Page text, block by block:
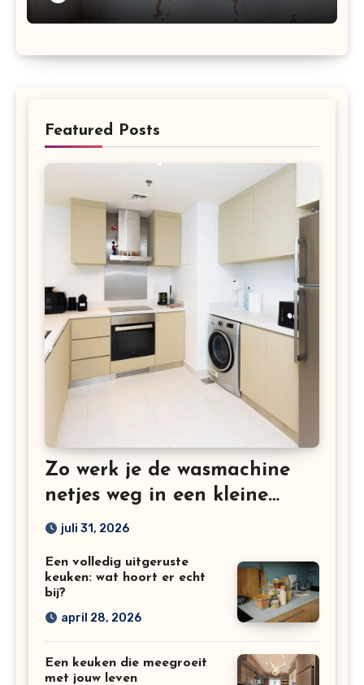
Featured Posts
Zo werk je de wasmachine
netjes weg in een kleine
keuken
juli 31, 2026
Een volledig uitgeruste
keuken: wat hoort er echt
bij?
april 28, 2026
Een keuken die meegroeit
met jouw leven